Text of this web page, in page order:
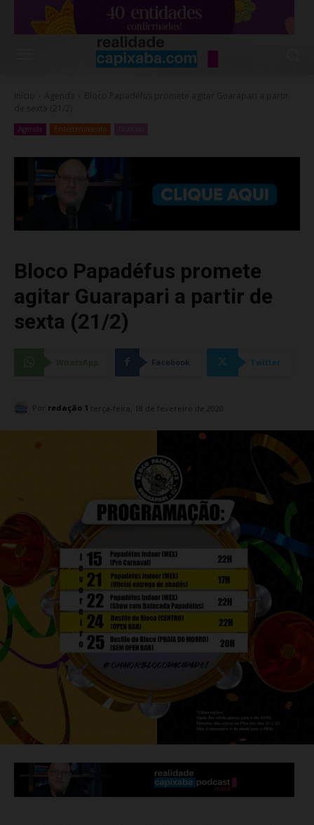
Agenda Entretenimento
Bloco Papadéfus promete
agitar Guarapari a partir de
sexta (21/2)
Facebook Twitter
Por redação 1 terça-feira, 18 de fevereiro de 2020